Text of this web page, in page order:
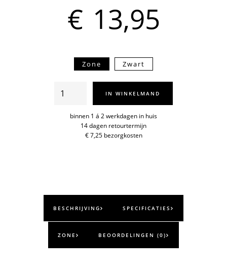
€ 13,95
Zone Zwart
Schoenlepel
aantal
IN WINKELMAND
binnen 1 á 2 werkdagen in huis
14 dagen retourtermijn
€ 7,25 bezorgkosten
BESCHRIJVING SPECIFICATIES
ZONE BEOORDELINGEN (0)